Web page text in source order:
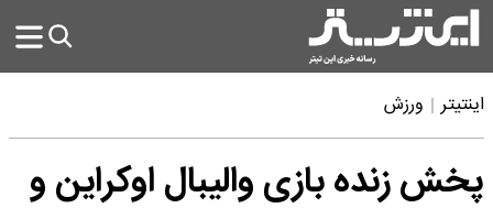
اینتیتر ورزش
پخش زنده بازی والیبال اوکراین و